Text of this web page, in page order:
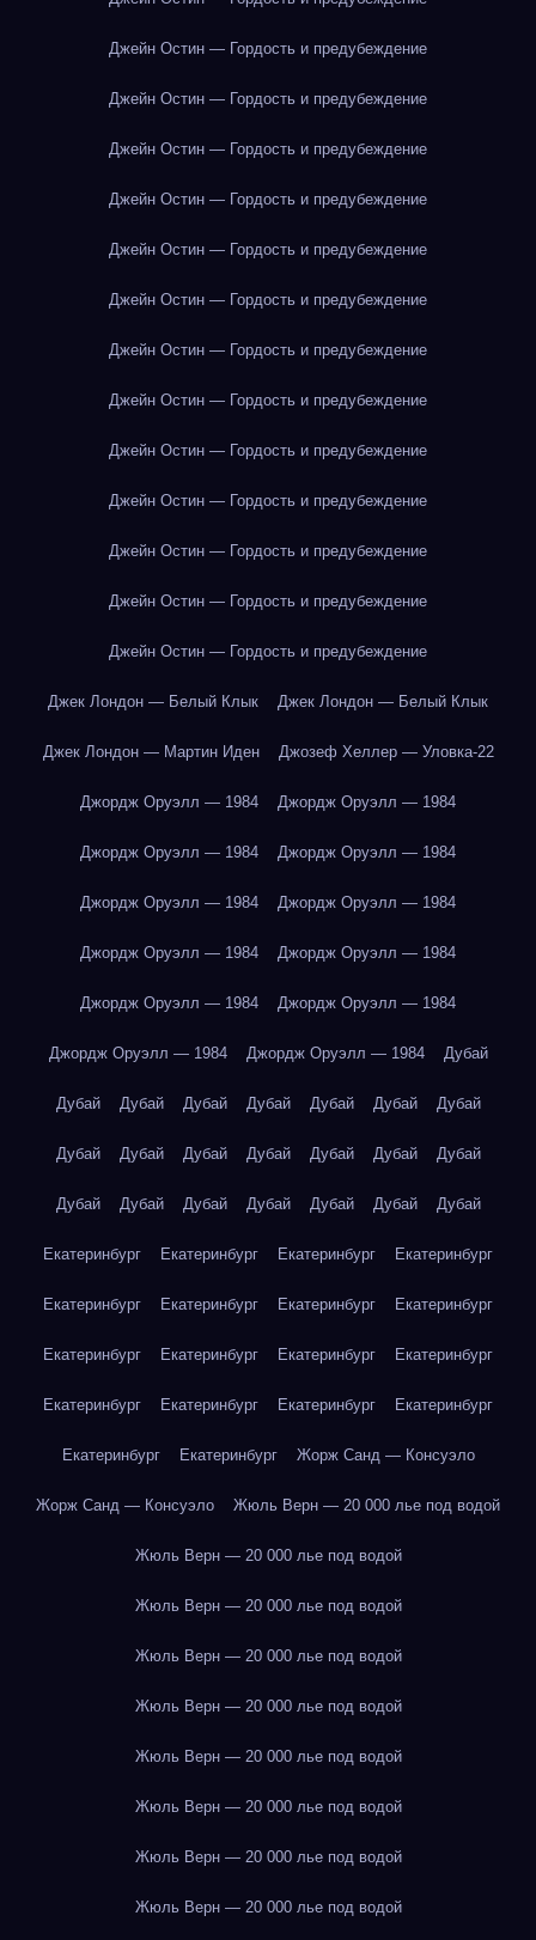
Джейн Остин — Гордость и предубеждение
Джейн Остин — Гордость и предубеждение
Джейн Остин — Гордость и предубеждение
Джейн Остин — Гордость и предубеждение
Джейн Остин — Гордость и предубеждение
Джейн Остин — Гордость и предубеждение
Джейн Остин — Гордость и предубеждение
Джейн Остин — Гордость и предубеждение
Джейн Остин — Гордость и предубеждение
Джейн Остин — Гордость и предубеждение
Джейн Остин — Гордость и предубеждение
Джейн Остин — Гордость и предубеждение
Джейн Остин — Гордость и предубеждение
Джек Лондон — Белый Клык Джек Лондон — Белый Клык
Джек Лондон — Мартин Иден Джозеф Хеллер — Уловка-22
Джордж Оруэлл — 1984 Джордж Оруэлл — 1984
Джордж Оруэлл — 1984 Джордж Оруэлл — 1984
Джордж Оруэлл — 1984 Джордж Оруэлл — 1984
Джордж Оруэлл — 1984 Джордж Оруэлл — 1984
Джордж Оруэлл — 1984 Джордж Оруэлл — 1984
Джордж Оруэлл — 1984 Джордж Оруэлл — 1984 Дубай
Дубай Дубай Дубай Дубай Дубай Дубай Дубай
Дубай Дубай Дубай Дубай Дубай Дубай Дубай
Дубай Дубай Дубай Дубай Дубай Дубай Дубай
Екатеринбург Екатеринбург Екатеринбург Екатеринбург
Екатеринбург Екатеринбург Екатеринбург Екатеринбург
Екатеринбург Екатеринбург Екатеринбург Екатеринбург
Екатеринбург Екатеринбург Екатеринбург Екатеринбург
Екатеринбург Екатеринбург Жорж Санд — Консуэло
Жорж Санд — Консуэло Жюль Верн — 20 000 лье под водой
Жюль Верн — 20 000 лье под водой
Жюль Верн — 20 000 лье под водой
Жюль Верн — 20 000 лье под водой
Жюль Верн — 20 000 лье под водой
Жюль Верн — 20 000 лье под водой
Жюль Верн — 20 000 лье под водой
Жюль Верн — 20 000 лье под водой
Жюль Верн — 20 000 лье под водой